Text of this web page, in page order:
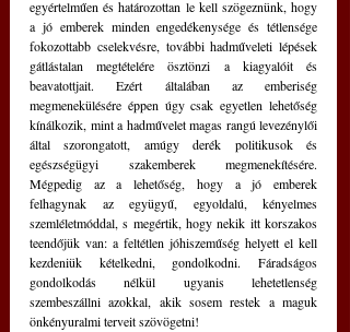
egyértelműen és határozottan le kell szögeznünk, hogy
a jó emberek minden engedékenysége és tétlensége
fokozottabb cselekvésre, további hadműveleti lépések
gátlástalan megtételére ösztönzi a kiagyalóit és
beavatottjait. Ezért általában az emberiség
megmenekülésére éppen úgy csak egyetlen lehetőség
kínálkozik, mint a hadművelet magas rangú levezénylői
által szorongatott, amúgy derék politikusok és
egészségügyi szakemberek megmenekítésére.
Mégpedig az a lehetőség, hogy a jó emberek
felhagynak az együgyű, egyoldalú, kényelmes
szemléletmóddal, s megértik, hogy nekik itt korszakos
teendőjük van: a feltétlen jóhiszeműség helyett el kell
kezdeniük kételkedni, gondolkodni. Fáradságos
gondolkodás nélkül ugyanis lehetetlenség
szembeszállni azokkal, akik sosem restek a maguk
önkényuralmi terveit szövögetni!